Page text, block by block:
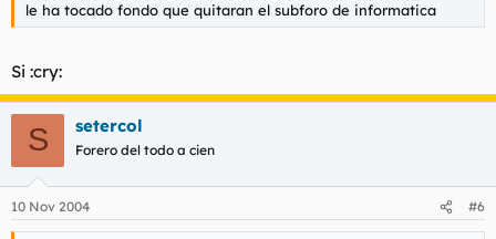
le ha tocado fondo que quitaran el subforo de informatica
Si :cry:
S setercol
Forero del todo a cien
10 Nov 2004 #6